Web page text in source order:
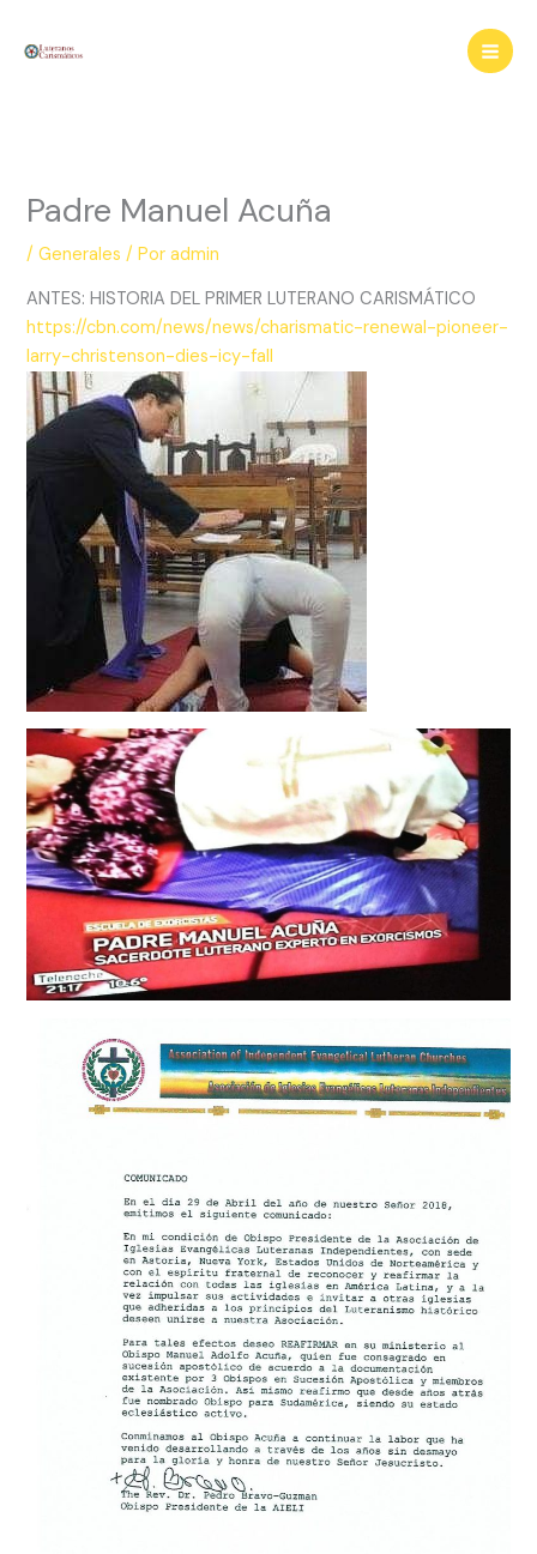
Padre Manuel Acuña
/Generales / Poradmin
ANTES: HISTORIA DEL PRIMER LUTERANO CARISMÁTICO
https://cbn.com/news/news/charismatic-renewal-pioneer-
larry-christenson-dies-icy-fall